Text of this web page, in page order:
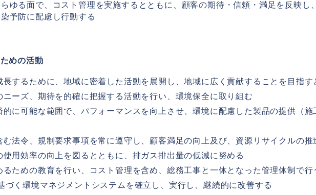
ゆる面で、コスト管理を実施するとともに、顧客の期待・信頼・満足を反映し、
予防に配慮し行動する
めの活動
長するために、地域に密着した活動を展開し、地域に広く貢献することを目指す
ニーズ、期待を的確に把握する活動を行い、環境保全に取り組む
的に可能な範囲で、パフォーマンスを向上させ、環境に配慮した製品の提供（施
む法令、規制要求事項を常に遵守し、顧客満足の向上及び、資源リサイクルの推
使用効率の向上を図るとともに、排ガス排出量の低減に努める
るための教育を行い、コスト管理を含め、総務工事と一体となった管理体制で行
づく環境マネジメントシステムを確立し、実行し、継続的に改善する